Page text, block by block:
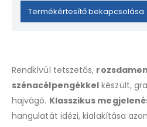
email
address
waitlist
for
this
product
Termékértesítő bekapcsolása
Rendkívül tetszetős,
szénacélpengékkel készült,
hajvágó. Klasszikus
hangulatát idézi, kialakítása